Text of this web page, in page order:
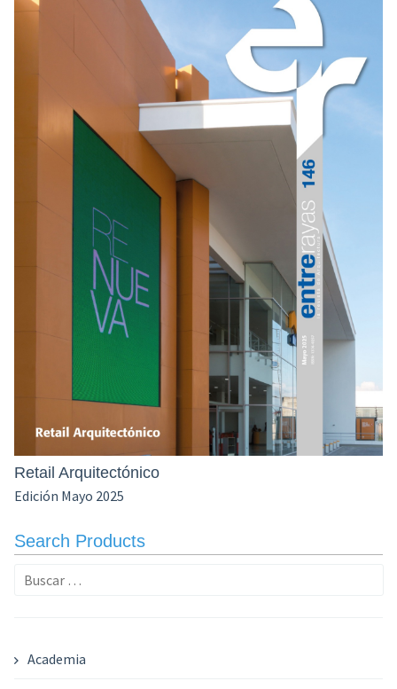
Retail Arquitectónico
Edición Mayo 2025
Search Products
Buscar:
Academia